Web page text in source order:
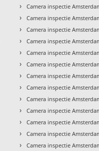
› Camera inspectie
› Camera inspectie
› Camera inspectie
› Camera inspectie
› Camera inspectie
› Camera inspectie
› Camera inspectie
› Camera inspectie
› Camera inspectie
› Camera inspectie
› Camera inspectie
› Camera inspectie
› Camera inspectie